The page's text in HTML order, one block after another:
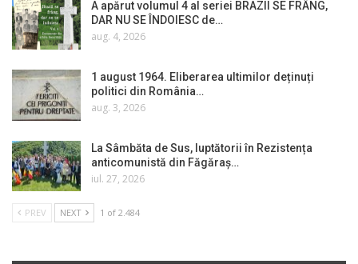
A apărut volumul 4 al seriei BRAZII SE FRÂNG,
DAR NU SE ÎNDOIESC de…
aug. 4, 2026
1 august 1964. Eliberarea ultimilor deținuți
politici din România…
aug. 3, 2026
La Sâmbăta de Sus, luptătorii în Rezistența
anticomunistă din Făgăraș…
iul. 27, 2026
PREV NEXT 1 of 2.484